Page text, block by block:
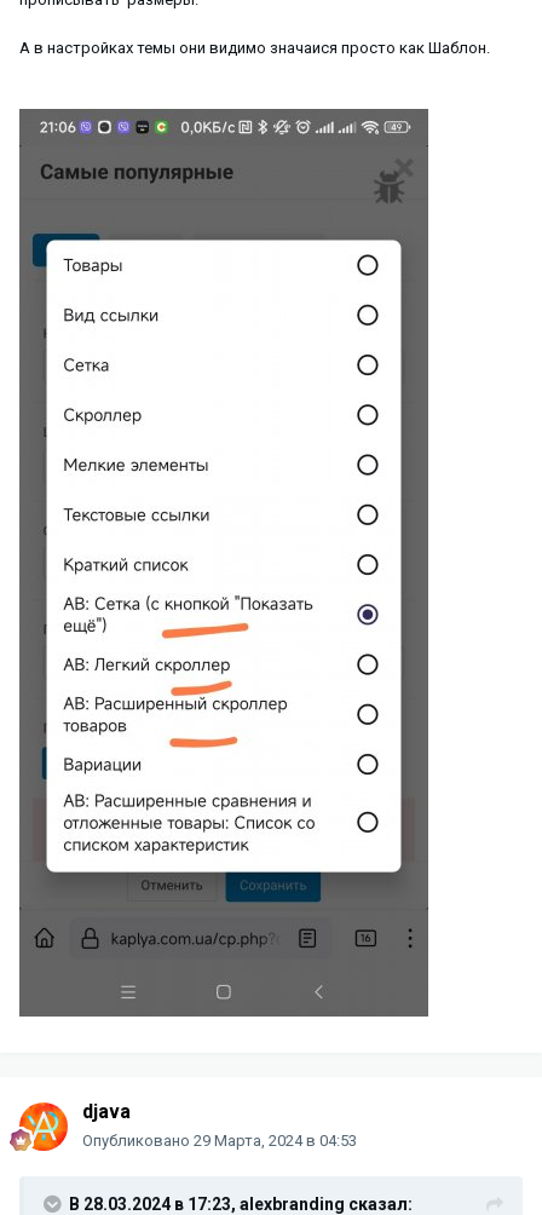
А в настройках темы они видимо значаися просто как Шаблон.
djava
Опубликовано 29 Марта, 2024 в 04:53
В 28.03.2024 в 17:23, alexbranding сказал: